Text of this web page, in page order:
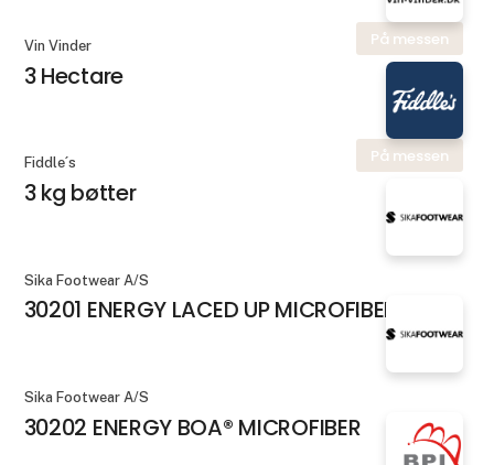
På messen
Vin Vinder
3 Hectare
På messen
Fiddle´s
3 kg bøtter
Sika Footwear A/S
30201 ENERGY LACED UP MICROFIBER
Sika Footwear A/S
30202 ENERGY BOA® MICROFIBER